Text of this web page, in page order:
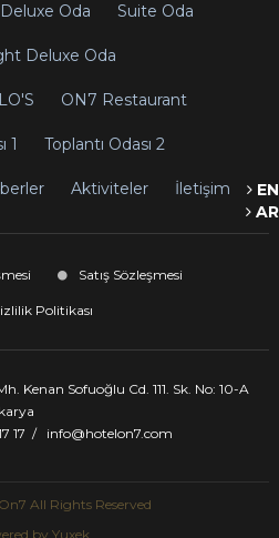
Deluxe Oda Suite Oda
Deluxe Oda
ON7 Restaurant
1 Toplantı Odası 2
Aktiviteler İletişim
EN
AR
Satış Sözleşmesi
Politikası
Kenan Sofuoğlu Cd. 111. Sk. No: 10-A
17 / info@hotelon7.com
All Rights Reserved
by Yuxek